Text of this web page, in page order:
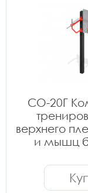
СО-20Г
верхнего
и мышц